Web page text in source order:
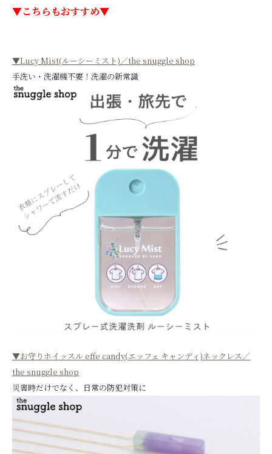
▼こちらもおすすめ▼
▼Lucy Mist(ルーシーミスト)／the snuggle shop
手洗い・洗濯機不要！洗濯の新常識
▼お守りホイッスル effe candy(エッフェ キャンディ)ネックレス／
the snuggle shop
災害時だけでなく、日常の防犯対策に